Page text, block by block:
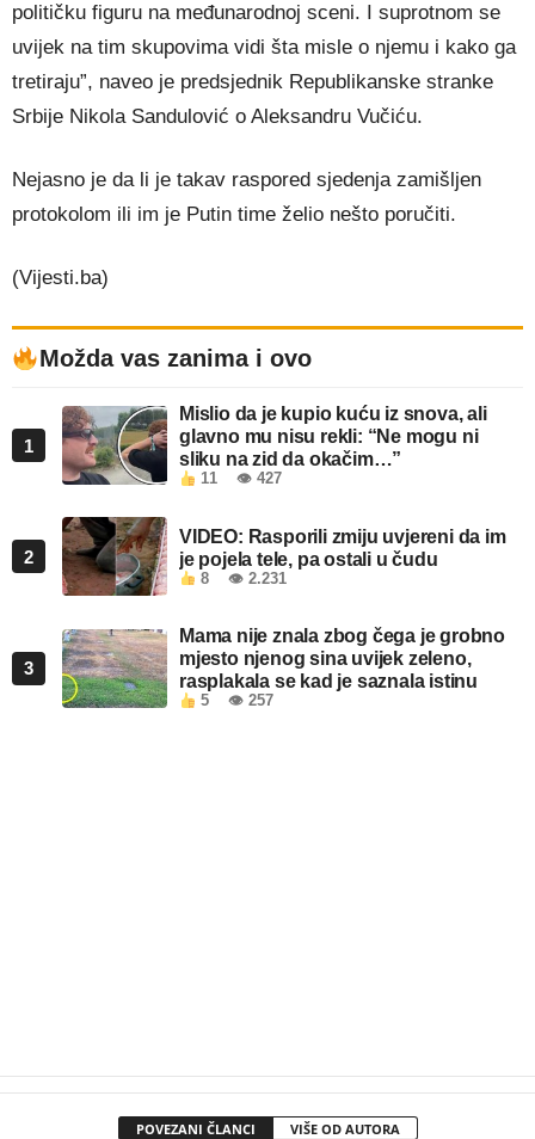
političku figuru na međunarodnoj sceni. I suprotnom se
uvijek na tim skupovima vidi šta misle o njemu i kako ga
tretiraju”, naveo je predsjednik Republikanske stranke
Srbije Nikola Sandulović o Aleksandru Vučiću.
Nejasno je da li je takav raspored sjedenja zamišljen
protokolom ili im je Putin time želio nešto poručiti.
(Vijesti.ba)
Možda vas zanima i ovo
1
Mislio da je kupio kuću iz snova, ali
glavno mu nisu rekli: “Ne mogu ni
sliku na zid da okačim…”
11 👁 427
2
VIDEO: Rasporili zmiju uvjereni da im
je pojela tele, pa ostali u čudu
8 👁 2.231
3
Mama nije znala zbog čega je grobno
mjesto njenog sina uvijek zeleno,
rasplakala se kad je saznala istinu
5 👁 257
POVEZANI ČLANCI VIŠE OD AUTORA